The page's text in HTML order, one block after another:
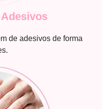
de adesivos de forma